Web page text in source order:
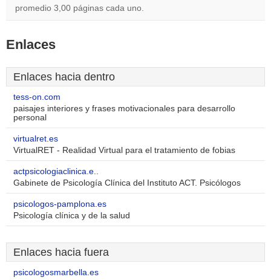
promedio 3,00 páginas cada uno.
Enlaces
Enlaces hacia dentro
tess-on.com
paisajes interiores y frases motivacionales para desarrollo
personal
virtualret.es
VirtualRET - Realidad Virtual para el tratamiento de fobias
actpsicologiaclinica.e..
Gabinete de Psicología Clínica del Instituto ACT. Psicólogos
psicologos-pamplona.es
Psicología clínica y de la salud
Enlaces hacia fuera
psicologosmarbella.es